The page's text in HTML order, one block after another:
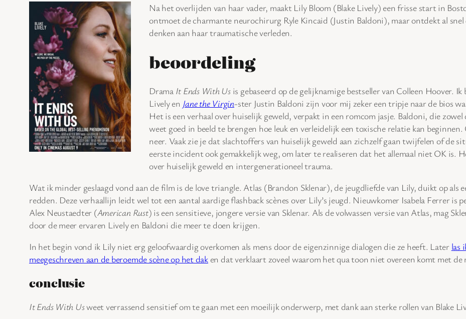
Na het overlijden van haar vader, maakt Lily Bloom (Blake Lively) een frisse start in
ontmoet de charmante neurochirurg Ryle Kincaid (Justin Baldoni), maar ontdekt al
denken aan haar traumatische verleden.
beoordeling
Drama It Ends With Usis gebaseerd op de gelijknamige bestseller van Colleen Hoover.
Lively en Jane the Virgin-ster Justin Baldoni zijn voor mij zeker een tripje naar de bios
Het is een verhaal over huiselijk geweld, verpakt in een romcom jasje. Baldoni, die
weet goed in beeld te brengen hoe leuk en verleidelijk een toxische relatie kan
neer. Vaak zie je dat slachtoffers van huiselijk geweld aan zichzelf gaan twijfelen of de
eerste incident ook gemakkelijk weg, om later te realiseren dat het allemaal niet OK is.
over huiselijk geweld en intergenerationeel trauma.
Wat ik minder geslaagd vond aan de film is de love triangle. Atlas (Brandon Sklenar), de jeugdliefde van Lily, duikt op als
redden. Deze verhaallijn leidt wel tot een aantal aardige flashback scènes over Lily’s jeugd. Nieuwkomer Isabela Ferrer is
Alex Neustaedter (American Rust) is een sensitieve, jongere versie van Sklenar. Als de volwassen versie van Atlas, mag
door de meer ervaren Lively en Baldoni die meer te doen krijgen.
In het begin vond ik Lily niet erg geloofwaardig overkomen als mens door de eigenzinnige dialogen die ze heeft. Later las
meegeschreven aan de beroemde scène op het daken dat verklaart zoveel waarom het qua toon niet overeen komt met de
conclusie
It Ends With Usweet verrassend sensitief om te gaan met een moeilijk onderwerp, met dank aan sterke rollen van Blake